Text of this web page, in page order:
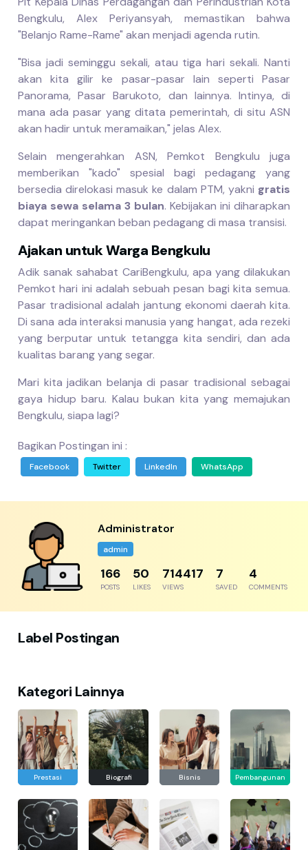
Bengkulu, Alex Periyansyah, memastikan bahwa
"Belanjo Rame-Rame" akan menjadi agenda rutin.
"Bisa jadi seminggu sekali, atau tiga hari sekali. Nanti
akan kita gilir ke pasar-pasar lain seperti Pasar
Panorama, Pasar Barukoto, dan lainnya. Intinya, di
mana ada pasar yang ditata pemerintah, di situ ASN
akan hadir untuk meramaikan," jelas Alex.
Selain mengerahkan ASN, Pemkot Bengkulu juga
memberikan "kado" spesial bagi pedagang yang
bersedia direlokasi masuk ke dalam PTM, yakni gratis
biaya sewa selama 3 bulan. Kebijakan ini diharapkan
dapat meringankan beban pedagang di masa transisi.
Ajakan untuk Warga Bengkulu
Adik sanak sahabat CariBengkulu, apa yang dilakukan
Pemkot hari ini adalah sebuah pesan bagi kita semua.
Pasar tradisional adalah jantung ekonomi daerah kita.
Di sana ada interaksi manusia yang hangat, ada rezeki
yang berputar untuk tetangga kita sendiri, dan ada
kualitas barang yang segar.
Mari kita jadikan belanja di pasar tradisional sebagai
gaya hidup baru. Kalau bukan kita yang memajukan
Bengkulu, siapa lagi?
Bagikan Postingan ini :
Facebook Twitter LinkedIn WhatsApp
Administrator
admin
192
POSTS
57
LIKES
824328
VIEWS
8
SAVED
5
COMMENTS
Label Postingan
Kategori Lainnya
Prestasi Biografi Bisnis Pembangunan